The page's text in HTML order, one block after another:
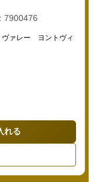
7900476
ァレー ヨントヴィ
れる